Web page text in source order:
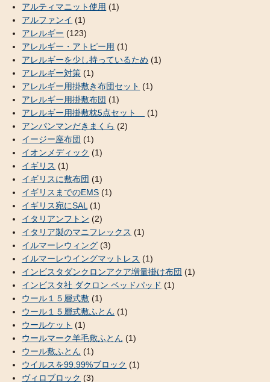
アルティマニット使用 (1)
アルファンイ (1)
アレルギー (123)
アレルギー・アトピー用 (1)
アレルギーを少し持っているため (1)
アレルギー対策 (1)
アレルギー用掛敷き布団セット (1)
アレルギー用掛敷布団 (1)
アレルギー用掛敷枕5点セット
(1)
アンパンマンだきまくら (2)
イージー座布団 (1)
イオンメディック (1)
イギリス (1)
イギリスに敷布団 (1)
イギリスまでのEMS (1)
イギリス宛にSAL (1)
イタリアンフトン (2)
イタリア製のマニフレックス (1)
イルマーレウィング (3)
イルマーレウイングマットレス (1)
インビスタダンクロンアクア増量掛け布団 (1)
インビスタ社 ダクロン ベッドパッド (1)
ウール１５層式敷 (1)
ウール１５層式敷ふとん (1)
ウールケット (1)
ウールマーク羊毛敷ふとん (1)
ウール敷ふとん (1)
ウイルスを99.99%ブロック (1)
ヴィロブロック (3)